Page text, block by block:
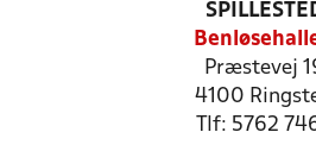
Præstevej
4100
Tlf: 5762